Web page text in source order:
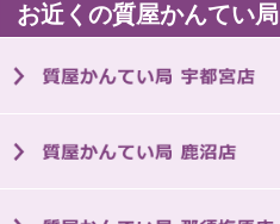
お近くの質屋かんてい局